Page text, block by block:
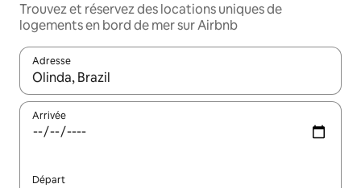
Trouvez et réservez des locations uniques de
logements en bord de mer sur Airbnb
Adresse
Lorsque les résultats s'affichent, utilisez les flèches vers le
Arrivée
Départ